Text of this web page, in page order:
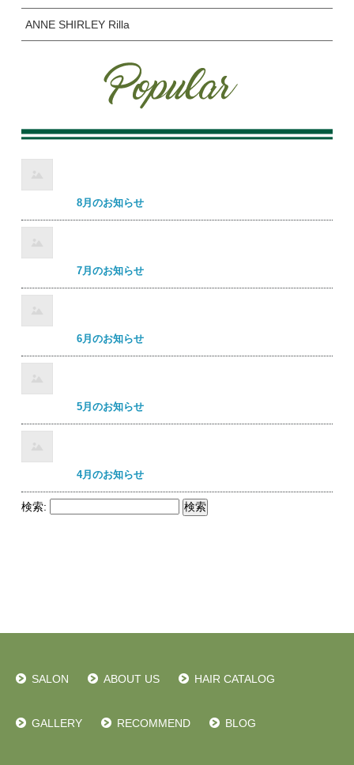
ANNE SHIRLEY Rilla
8月のお知らせ
7月のお知らせ
6月のお知らせ
5月のお知らせ
4月のお知らせ
検索:
SALON ABOUT US HAIR CATALOG
GALLERY RECOMMEND BLOG